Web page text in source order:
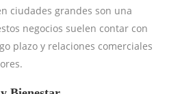
ciudades grandes son una
negocios suelen contar con
plazo y relaciones comerciales